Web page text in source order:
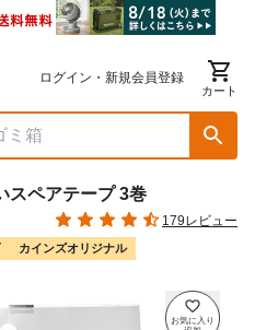
ログイン・新規会員登録
カート
スペアテープ 3巻
179レビュー
カインズオリジナル